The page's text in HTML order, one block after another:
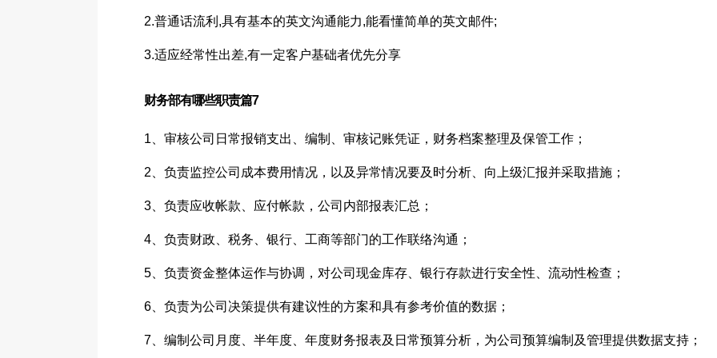
2.普通话流利,具有基本的英文沟通能力,能看懂简单的英文邮件;
3.适应经常性出差,有一定客户基础者优先分享
财务部有哪些职责篇7
1、审核公司日常报销支出、编制、审核记账凭证，财务档案整理及保管工作；
2、负责监控公司成本费用情况，以及异常情况要及时分析、向上级汇报并采取措施；
3、负责应收帐款、应付帐款，公司内部报表汇总；
4、负责财政、税务、银行、工商等部门的工作联络沟通；
5、负责资金整体运作与协调，对公司现金库存、银行存款进行安全性、流动性检查；
6、负责为公司决策提供有建议性的方案和具有参考价值的数据；
7、编制公司月度、半年度、年度财务报表及日常预算分析，为公司预算编制及管理提供数据支持；